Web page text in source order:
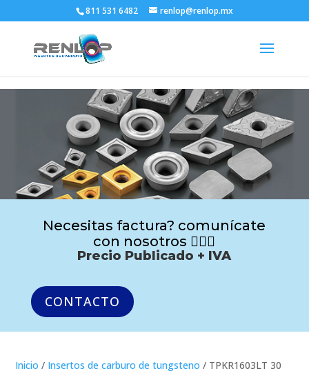
811 531 6482 renlop@renlop.mx
Necesitas factura? comunícate
con nosotros 🙋🏻‍♂️
Precio Publicado + IVA
CONTACTO
Inicio / Insertos de carburo de tungsteno / TPKR1603LT 30